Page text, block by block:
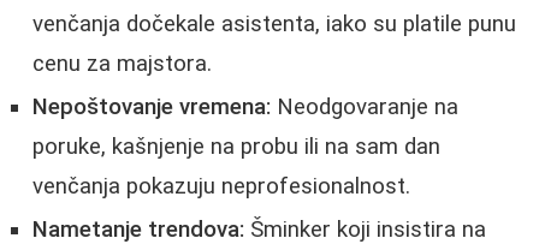
venčanja dočekale asistenta, iako su platile punu
cenu za majstora.
Nepoštovanje vremena: Neodgovaranje na
poruke, kašnjenje na probu ili na sam dan
venčanja pokazuju neprofesionalnost.
Nametanje trendova: Šminker koji insistira na